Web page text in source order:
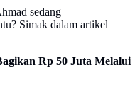
sedang
Simak dalam artikel
Rp 50 Juta Melalui